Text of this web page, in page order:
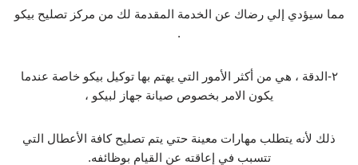
مما سيؤدي إلي رضاك عن الخدمة المقدمة لك من مركز تصليح بيكو
.
٢-الدقة ، هي من أكثر الأمور التي يهتم بها توكيل بيكو خاصة عندما
يكون الامر بخصوص صيانة جهاز لبيكو ،
ذلك لأنه يتطلب مهارات معينة حتي يتم تصليح كافة الأعطال التي
تتسبب في إعاقته عن القيام بوظائفه.